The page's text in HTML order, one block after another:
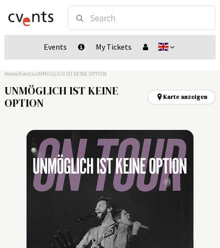
Events My Tickets
Home Events UNMÖGLICH IST KEINE OPTION
UNMÖGLICH IST KEINE
OPTION
Karte anzeigen